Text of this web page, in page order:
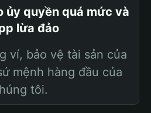
ủy quyền quá mức và
lừa đảo
ví, bảo vệ tài sản của
mệnh hàng đầu của
tôi.